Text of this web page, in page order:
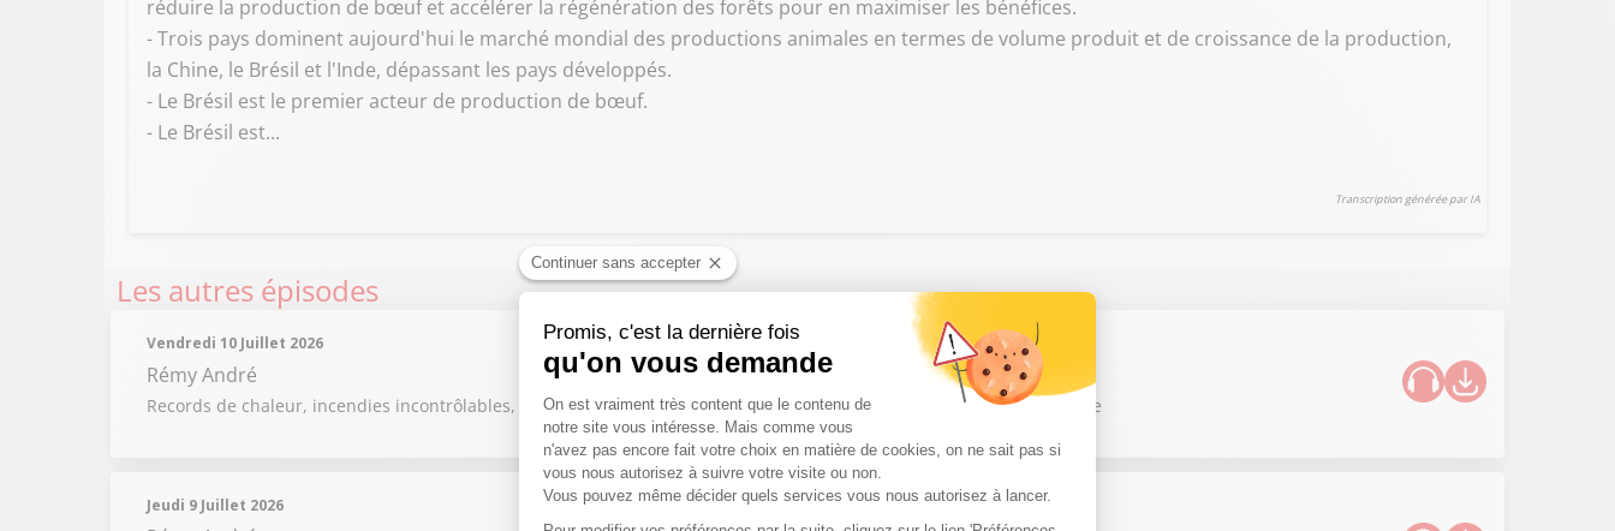
réduire la production de bœuf et accélérer la régénération des forêts pour en maximiser les bénéfices.
- Trois pays dominent aujourd'hui le marché mondial des productions animales en termes de volume produit et de croissance de la production,
la Chine, le Brésil et l'Inde, dépassant les pays développés.
- Le Brésil est le premier acteur de production de bœuf.
- Le Brésil est...
Transcription générée par IA
Les autres épisodes
Vendredi 10 Juillet 2026
Rémy André
Records de chaleur, incendies incontrôlables, mort d’un jeune pompier : une semaine parmi les plus dures de l'année
Jeudi 9 Juillet 2026